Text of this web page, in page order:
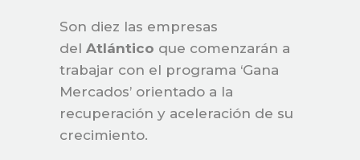
Son diez las empresas
del Atlántico que comenzarán a
trabajar con el programa ‘Gana
Mercados’ orientado a la
recuperación y aceleración de su
crecimiento.